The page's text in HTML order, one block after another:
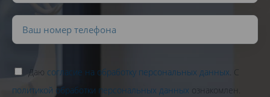
Даю согласие на обработку персональных данных. С
политикой обработки персональных данных ознакомлен.